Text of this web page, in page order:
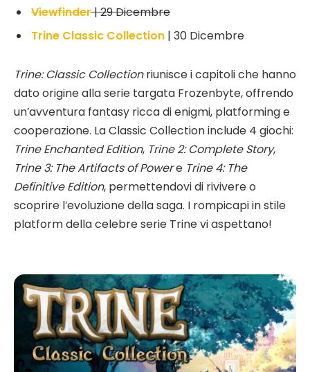
Viewfinder| 29 Dicembre
Trine Classic Collection | 30 Dicembre
Trine: Classic Collectionriunisce i capitoli che hanno
dato origine alla serie targata Frozenbyte, offrendo
un’avventura fantasy ricca di enigmi, platforming e
cooperazione. La Classic Collection include 4 giochi:
Trine Enchanted Edition, Trine 2: Complete Story,
Trine 3: The Artifacts of Powere Trine 4: The
Definitive Edition, permettendovi di rivivere o
scoprire l’evoluzione della saga. I rompicapi in stile
platform della celebre serie Trine vi aspettano!